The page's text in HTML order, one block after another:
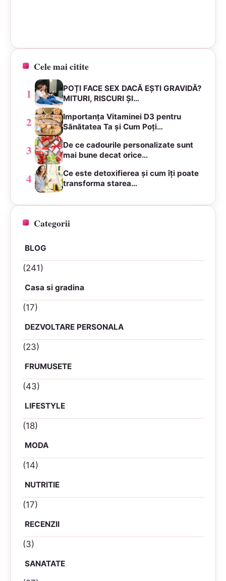
Cele mai citite
1
POȚI FACE SEX DACĂ EȘTI GRAVIDĂ?
MITURI, RISCURI ȘI…
2
Importanța Vitaminei D3 pentru
Sănătatea Ta și Cum Poți…
3
De ce cadourile personalizate sunt
mai bune decat orice…
4
Ce este detoxifierea și cum îți poate
transforma starea…
Categorii
BLOG
(241)
Casa si gradina
(17)
DEZVOLTARE PERSONALA
(23)
FRUMUSETE
(43)
LIFESTYLE
(18)
MODA
(14)
NUTRITIE
(17)
RECENZII
(3)
SANATATE